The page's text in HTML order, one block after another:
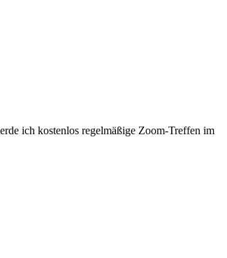
ich kostenlos regelmäßige Zoom-Treffen im